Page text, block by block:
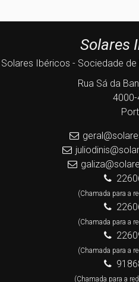
Solares
Solares Ibéricos - Sociedade
Rua Sá da
(Chamada para a
(Chamada para a
(Chamada para a
(Chamada para a